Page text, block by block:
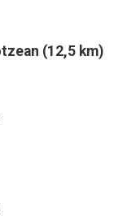
(12,5 km)